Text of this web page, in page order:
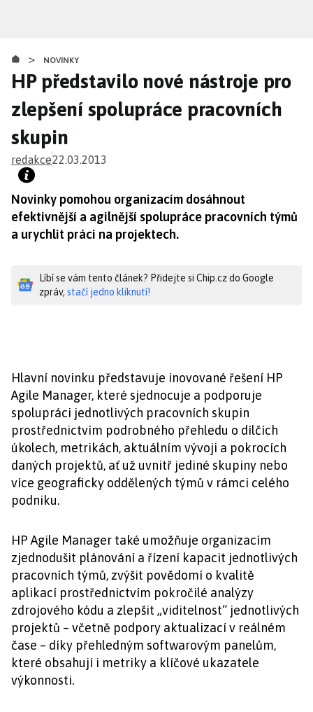
obsahu
> NOVINKY
HP představilo nové nástroje pro
zlepšení spolupráce pracovních
skupin
redakce22.03.2013
Novinky pomohou organizacím dosáhnout
efektivnější a agilnější spolupráce pracovních týmů
a urychlit práci na projektech.
Líbí se vám tento článek? Přidejte si Chip.cz do Google
zpráv, stačí jedno kliknutí!
Hlavní novinku představuje inovované řešení HP
Agile Manager, které sjednocuje a podporuje
spolupráci jednotlivých pracovních skupin
prostřednictvím podrobného přehledu o dílčích
úkolech, metrikách, aktuálním vývoji a pokrocích
daných projektů, ať už uvnitř jediné skupiny nebo
více geograficky oddělených týmů v rámci celého
podniku.
HP Agile Manager také umožňuje organizacím
zjednodušit plánování a řízení kapacit jednotlivých
pracovních týmů, zvýšit povědomí o kvalitě
aplikací prostřednictvím pokročilé analýzy
zdrojového kódu a zlepšit „viditelnost“ jednotlivých
projektů – včetně podpory aktualizací v reálném
čase – díky přehledným softwarovým panelům,
které obsahují i metriky a klíčové ukazatele
výkonnosti.